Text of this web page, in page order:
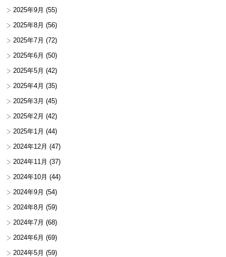
2025年9月 (55)
2025年8月 (56)
2025年7月 (72)
2025年6月 (50)
2025年5月 (42)
2025年4月 (35)
2025年3月 (45)
2025年2月 (42)
2025年1月 (44)
2024年12月 (47)
2024年11月 (37)
2024年10月 (44)
2024年9月 (54)
2024年8月 (59)
2024年7月 (68)
2024年6月 (69)
2024年5月 (59)